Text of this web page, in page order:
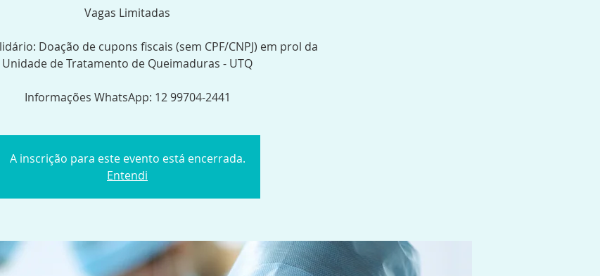
Vagas Limitadas
Doação de cupons fiscais (sem CPF/CNPJ) em prol da
Unidade de Tratamento de Queimaduras - UTQ
Informações WhatsApp: 12 99704-2441
A inscrição para este evento está encerrada.
Entendi